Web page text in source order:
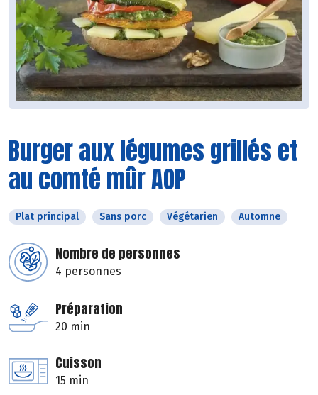
Burger aux légumes grillés et
au comté mûr AOP
Plat principal Sans porc Végétarien Automne
Nombre de personnes
4 personnes
Préparation
20 min
Cuisson
15 min